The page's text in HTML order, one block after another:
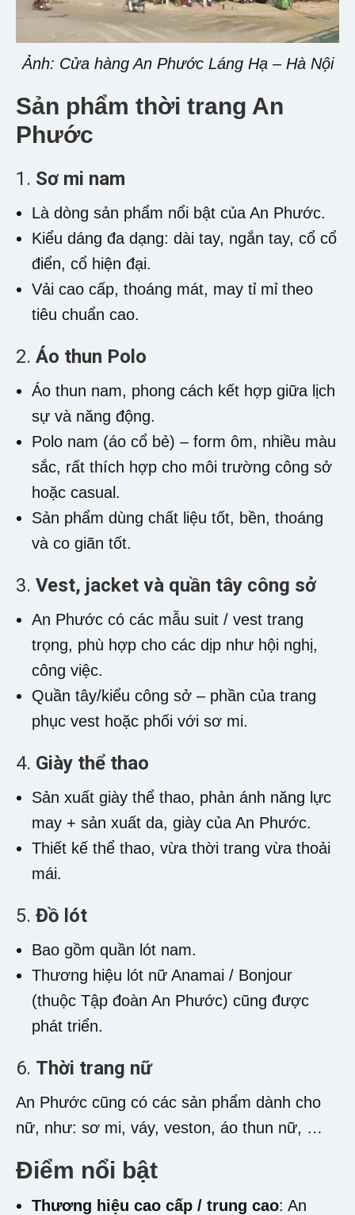
Ảnh: Cửa hàng An Phước Láng Hạ – Hà Nội
Sản phẩm thời trang An
Phước
1. Sơ mi nam
Là dòng sản phẩm nổi bật của An Phước.
Kiểu dáng đa dạng: dài tay, ngắn tay, cổ cổ
điển, cổ hiện đại.
Vải cao cấp, thoáng mát, may tỉ mỉ theo
tiêu chuẩn cao.
2. Áo thun Polo
Áo thun nam, phong cách kết hợp giữa lịch
sự và năng động.
Polo nam (áo cổ bẻ) – form ôm, nhiều màu
sắc, rất thích hợp cho môi trường công sở
hoặc casual.
Sản phẩm dùng chất liệu tốt, bền, thoáng
và co giãn tốt.
3. Vest, jacket và quần tây công sở
An Phước có các mẫu suit / vest trang
trọng, phù hợp cho các dịp như hội nghị,
công việc.
Quần tây/kiểu công sở – phần của trang
phục vest hoặc phối với sơ mi.
4. Giày thể thao
Sản xuất giày thể thao, phản ánh năng lực
may + sản xuất da, giày của An Phước.
Thiết kế thể thao, vừa thời trang vừa thoải
mái.
5. Đồ lót
Bao gồm quần lót nam.
Thương hiệu lót nữ Anamai / Bonjour
(thuộc Tập đoàn An Phước) cũng được
phát triển.
6. Thời trang nữ
An Phước cũng có các sản phẩm dành cho
nữ, như: sơ mi, váy, veston, áo thun nữ, …
Điểm nổi bật
Thương hiệu cao cấp / trung cao: An